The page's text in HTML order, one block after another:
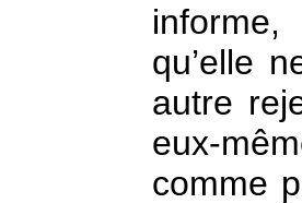
qu’elle
autre
eux-
comme